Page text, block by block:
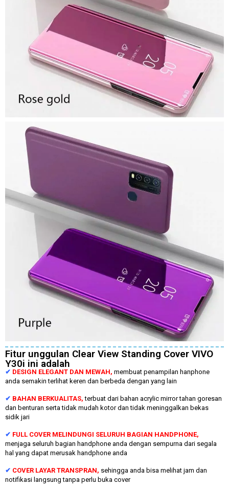
Fitur unggulan Clear View Standing Cover VIVO
Y30i ini adalah
✔ DESIGN ELEGANT DAN MEWAH, membuat penampilan hanphone
anda semakin terlihat keren dan berbeda dengan yang lain
✔ BAHAN BERKUALITAS,terbuat dari bahan acrylic mirror tahan goresan
dan benturan serta tidak mudah kotor dan tidak meninggalkan bekas
sidik jari
✔ FULL COVER MELINDUNGI SELURUH BAGIAN HANDPHONE,
menjaga seluruh bagian handphone anda dengan sempurna dari segala
hal yang dapat merusak handphone anda
✔ COVER LAYAR TRANSPRAN, sehingga anda bisa melihat jam dan
notifikasi langsung tanpa perlu buka cover